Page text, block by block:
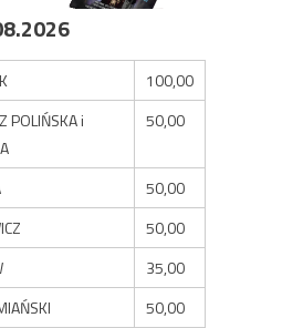
100,00
POLIŃSKA i
50,00
50,00
50,00
35,00
50,00